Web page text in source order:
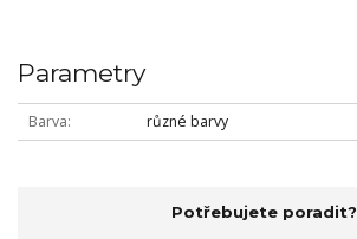
Parametry
Barva různé barvy
Potřebujete poradit?